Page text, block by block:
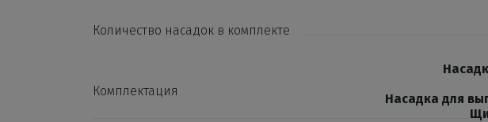
Количество насадок в комплекте
Комплектация
Насадка для